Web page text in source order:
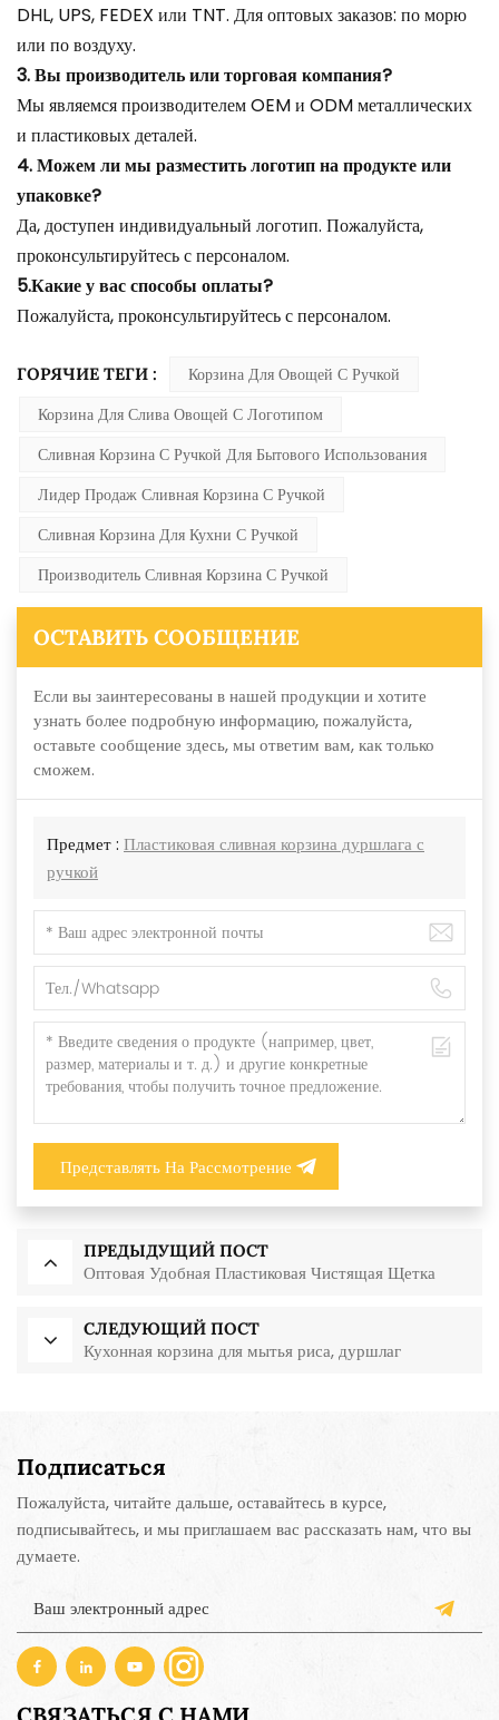
DHL, UPS, FEDEX или TNT. Для оптовых заказов: по морю
или по воздуху.
3. Вы производитель или торговая компания?
Мы являемся производителем OEM и ODM металлических
и пластиковых деталей.
4. Можем ли мы разместить логотип на продукте или
упаковке?
Да, доступен индивидуальный логотип. Пожалуйста,
проконсультируйтесь с персоналом.
5.Какие у вас способы оплаты?
Пожалуйста, проконсультируйтесь с персоналом.
ГОРЯЧИЕ ТЕГИ :
Корзина Для Овощей С Ручкой
Корзина Для Слива Овощей С Логотипом
Сливная Корзина С Ручкой Для Бытового Использования
Лидер Продаж Сливная Корзина С Ручкой
Сливная Корзина Для Кухни С Ручкой
Производитель Сливная Корзина С Ручкой
ОСТАВИТЬ СООБЩЕНИЕ
Если вы заинтересованы в нашей продукции и хотите
узнать более подробную информацию, пожалуйста,
оставьте сообщение здесь, мы ответим вам, как только
сможем.
Предмет : Пластиковая сливная корзина дуршлага с
ручкой
Представлять На Рассмотрение
ПРЕДЫДУЩИЙ ПОСТ
Оптовая Удобная Пластиковая Чистящая Щетка
СЛЕДУЮЩИЙ ПОСТ
Кухонная корзина для мытья риса, дуршлаг
Подписаться
Пожалуйста, читайте дальше, оставайтесь в курсе,
подписывайтесь, и мы приглашаем вас рассказать нам, что вы
думаете.